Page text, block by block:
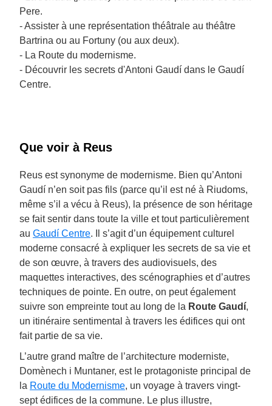
Pere.
- Assister à une représentation théâtrale au théâtre
Bartrina ou au Fortuny (ou aux deux).
- La Route du modernisme.
- Découvrir les secrets d'Antoni Gaudí dans le Gaudí
Centre.
Que voir à Reus
Reus est synonyme de modernisme. Bien qu’Antoni
Gaudí n’en soit pas fils (parce qu’il est né à Riudoms,
même s’il a vécu à Reus), la présence de son héritage
se fait sentir dans toute la ville et tout particulièrement
au Gaudí Centre. Il s’agit d’un équipement culturel
moderne consacré à expliquer les secrets de sa vie et
de son œuvre, à travers des audiovisuels, des
maquettes interactives, des scénographies et d’autres
techniques de pointe. En outre, on peut également
suivre son empreinte tout au long de la Route Gaudí,
un itinéraire sentimental à travers les édifices qui ont
fait partie de sa vie.
L’autre grand maître de l’architecture moderniste,
Domènech i Muntaner, est le protagoniste principal de
la Route du Modernisme, un voyage à travers vingt-
sept édifices de la commune. Le plus illustre,